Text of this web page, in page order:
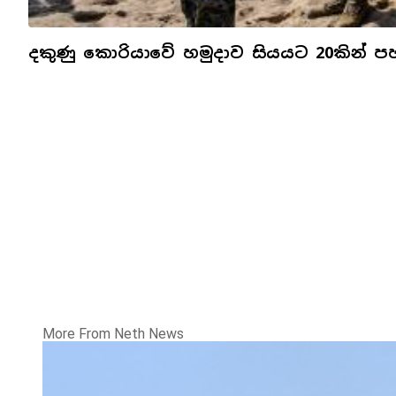
දකුණු කොරියාවේ හමුදාව සියයට 20කින්
More From Neth News